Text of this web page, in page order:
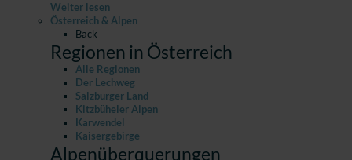
Weiter lesen
Österreich & Alpen
Back
Regionen in Österreich
Alle Regionen
Der Lechweg
Salzburger Land
Kitzbüheler Alpen
Karwendel
Kaisergebirge
Alpenüberquerungen